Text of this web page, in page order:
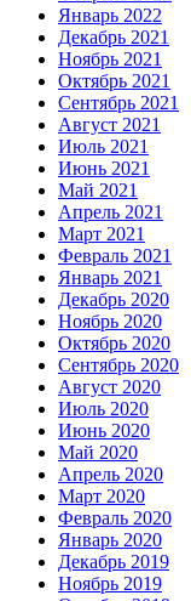
Январь 2022
Декабрь 2021
Ноябрь 2021
Октябрь 2021
Сентябрь 2021
Август 2021
Июль 2021
Июнь 2021
Май 2021
Апрель 2021
Март 2021
Февраль 2021
Январь 2021
Декабрь 2020
Ноябрь 2020
Октябрь 2020
Сентябрь 2020
Август 2020
Июль 2020
Июнь 2020
Май 2020
Апрель 2020
Март 2020
Февраль 2020
Январь 2020
Декабрь 2019
Ноябрь 2019